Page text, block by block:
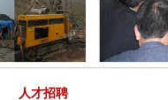
人才招聘